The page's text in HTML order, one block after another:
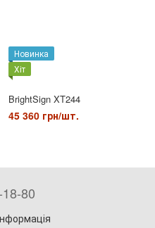
Новинка
Хіт
BrightSign XT244
45 360 грн/шт.
80